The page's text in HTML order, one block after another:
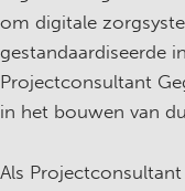
om digitale
gestandaardiseerde
Projectconsultant
in het bouwen van
Als